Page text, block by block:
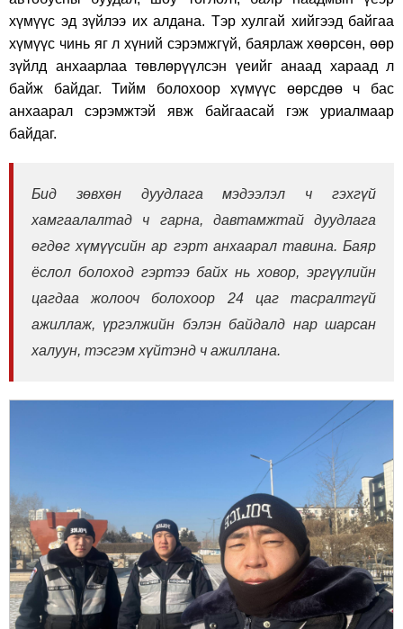
хүмүүс эд зүйлээ их алдана. Тэр хулгай хийгээд байгаа
хүмүүс чинь яг л хүний сэрэмжгүй, баярлаж хөөрсөн, өөр
зүйлд анхаарлаа төвлөрүүлсэн үеийг анаад хараад л
байж байдаг. Тийм болохоор хүмүүс өөрсдөө ч бас
анхаарал сэрэмжтэй явж байгаасай гэж уриалмаар
байдаг.
Бид зөвхөн дуудлага мэдээлэл ч гэхгүй
хамгаалалтад ч гарна, давтамжтай дуудлага
өгдөг хүмүүсийн ар гэрт анхаарал тавина. Баяр
ёслол болоход гэртээ байх нь ховор, эргүүлийн
цагдаа жолооч болохоор 24 цаг тасралтгүй
ажиллаж, үргэлжийн бэлэн байдалд нар шарсан
халуун, тэсгэм хүйтэнд ч ажиллана.